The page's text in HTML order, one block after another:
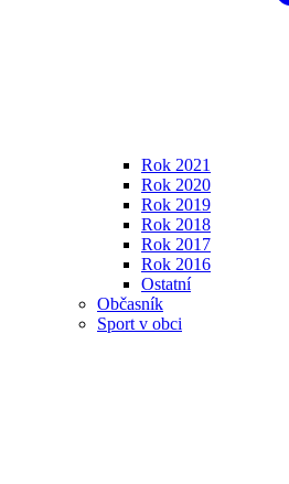
Rok 2021
Rok 2020
Rok 2019
Rok 2018
Rok 2017
Rok 2016
Ostatní
Občasník
Sport v obci